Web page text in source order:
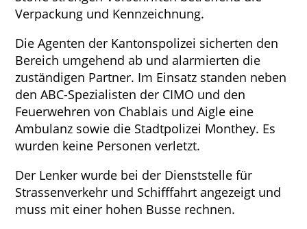
Verpackung und Kennzeichnung.
Die Agenten der Kantonspolizei sicherten den
Bereich umgehend ab und alarmierten die
zuständigen Partner. Im Einsatz standen neben
den ABC-Spezialisten der CIMO und den
Feuerwehren von Chablais und Aigle eine
Ambulanz sowie die Stadtpolizei Monthey. Es
wurden keine Personen verletzt.
Der Lenker wurde bei der Dienststelle für
Strassenverkehr und Schifffahrt angezeigt und
muss mit einer hohen Busse rechnen.